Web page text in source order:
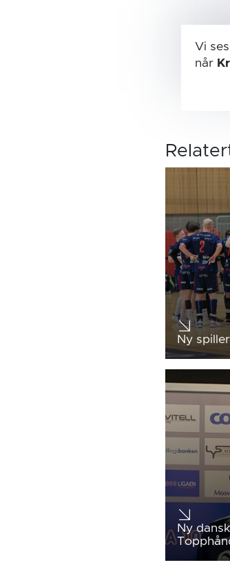
Vi
når
Ny
Ny